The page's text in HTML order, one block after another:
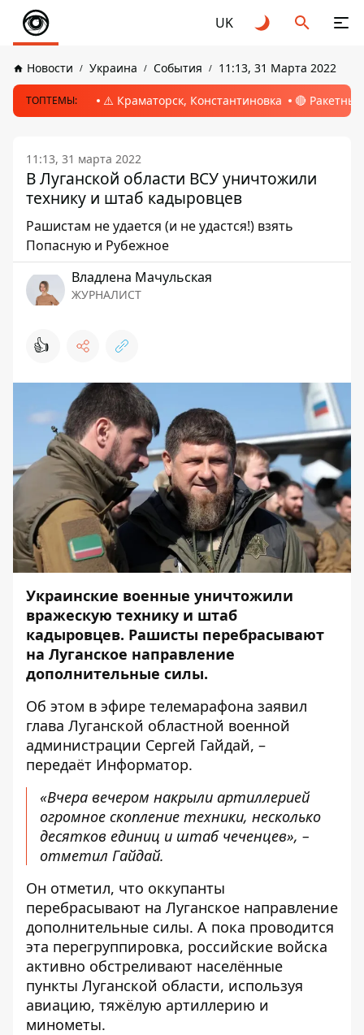
UK
Новости Украина События 11:13, 31 Марта 2022
ТОПТЕМЫ: ⚠️ Краматорск, Константиновка 🔴
11:13, 31 марта 2022
В Луганской области ВСУ уничтожили
технику и штаб кадыровцев
Рашистам не удается (и не удастся!) взять
Попасную и Рубежное
Владлена Мачульская
ЖУРНАЛИСТ
👍
Украинские военные уничтожили
вражескую технику и штаб
кадыровцев. Рашисты перебрасывают
на Луганское направление
дополнительные силы.
Об этом в эфире телемарафона заявил
глава Луганской областной военной
администрации Сергей Гайдай, –
передаёт Информатор.
«Вчера вечером накрыли артиллерией
огромное скопление техники, несколько
десятков единиц и штаб чеченцев», –
отметил Гайдай.
Он отметил, что оккупанты
перебрасывают на Луганское направление
дополнительные силы. А пока проводится
эта перегруппировка, российские войска
активно обстреливают населённые
пункты Луганской области, используя
авиацию, тяжёлую артиллерию и
минометы.